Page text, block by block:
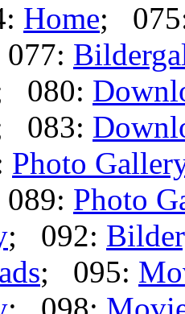
Home;
080:
083:
Photo
Photo
; 092:
; 095: